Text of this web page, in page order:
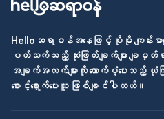
Helloဆရာဝန်အနေဖြင့် ပိုမို ကျန်းမာ
ပတ်သက်သည့် ဆုံးဖြတ်ချက်များ ချမှတ်ရ
အချက်အလက်များကို ထောက်ပံ့ပေးသည့် ယုံက
စောင့်ရှောက်ပေးသူ ဖြစ်ချင်ပါတယ်။